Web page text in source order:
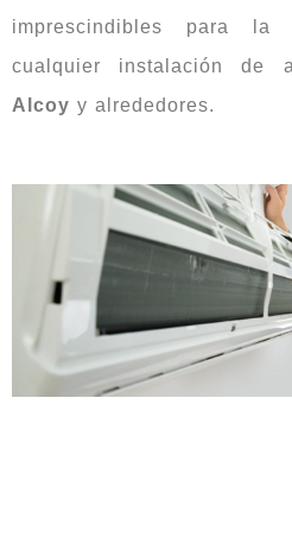
imprescindibles para la
cualquier instalación de
Alcoy y alrededores.